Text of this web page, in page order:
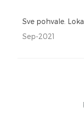
Sve pohvale.
Sep-2021